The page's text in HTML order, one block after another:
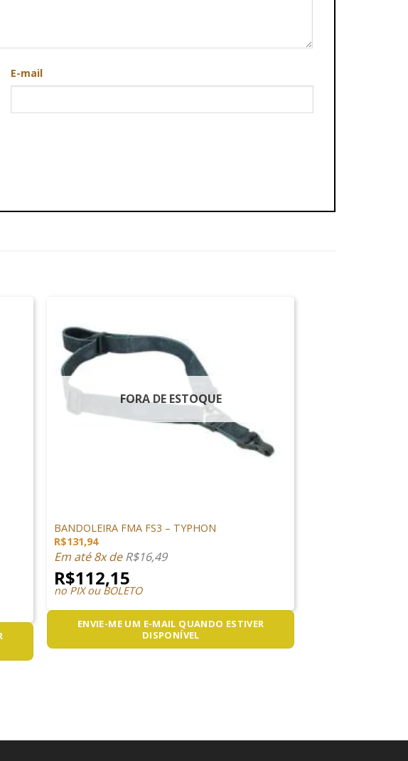
E-mail
FORA DE ESTOQUE
BANDOLEIRA FMA FS3 – TYPHON
R$131,94
Em até 8x deR$16,49
R$112,15
no PIX ou BOLETO
ENVIE-ME UM E-MAIL QUANDO ESTIVER
DISPONÍVEL